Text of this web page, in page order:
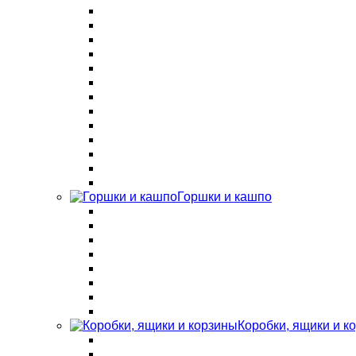
Горшки и кашпо
Коробки, ящики и